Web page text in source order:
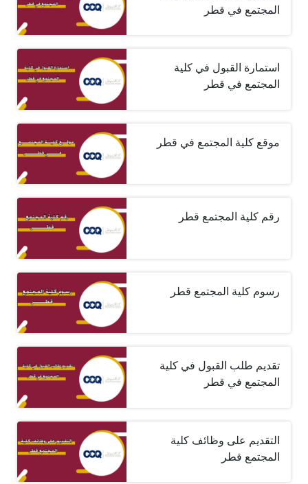
المجتمع في قطر
استمارة القبول في كلية
المجتمع في قطر
موقع كلية المجتمع في قطر
رقم كلية المجتمع قطر
رسوم كلية المجتمع قطر
تقديم طلب القبول في كلية
المجتمع في قطر
التقديم على وظائف كلية
المجتمع قطر